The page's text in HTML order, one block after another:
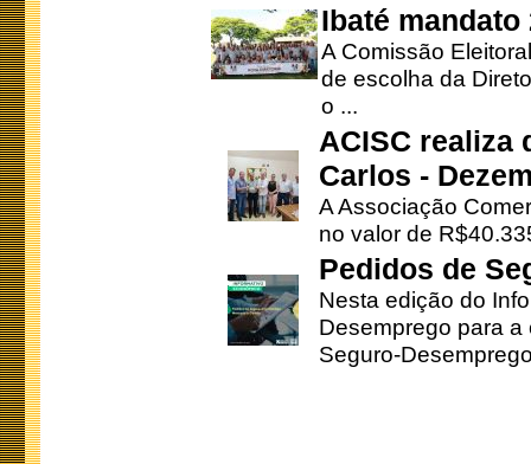
Ibaté mandato
A Comissão
de escolha da
o ...
ACISC realiza
Carlos -
A Associação
no valor de
Pedidos de
Nesta edição do
Desemprego para
Seguro-